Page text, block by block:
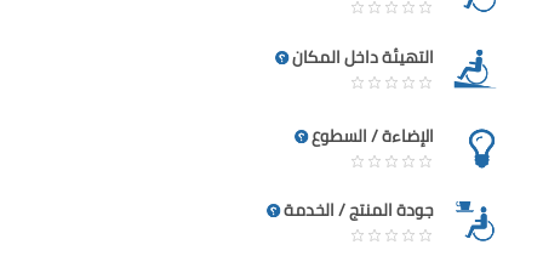
التهيئة داخل المكان
الإضاءة / السطوع
جودة المنتج / الخدمة